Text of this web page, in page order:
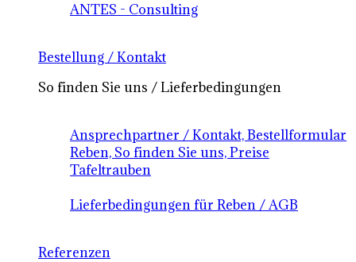
ANTES - Consulting
Bestellung / Kontakt
So finden Sie uns / Lieferbedingungen
Ansprechpartner / Kontakt, Bestellformular
Reben, So finden Sie uns, Preise
Tafeltrauben
Lieferbedingungen für Reben / AGB
Referenzen